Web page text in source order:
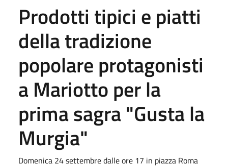
Prodotti tipici e piatti
della tradizione
popolare protagonisti
a Mariotto per la
prima sagra "Gusta la
Murgia"
Domenica 24 settembre dalle ore 17 in piazza Roma